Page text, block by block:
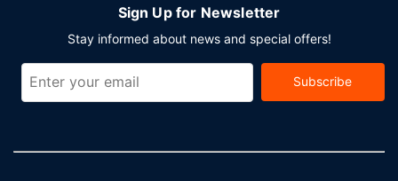
Sign Up for Newsletter
Stay informed about news and special offers!
Subscribe